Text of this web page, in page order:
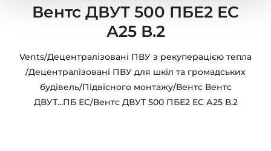
Вентс ДВУТ 500 ПБЕ2 ЕС
А25 В.2
Vents/Децентралізовані ПВУ з рекуперацією тепла
/Децентралізовані ПВУ для шкіл та громадських
будівель/Підвісного монтажу/Вентс Вентс
ДВУТ...ПБ ЕС/Вентс ДВУТ 500 ПБЕ2 ЕС А25 В.2